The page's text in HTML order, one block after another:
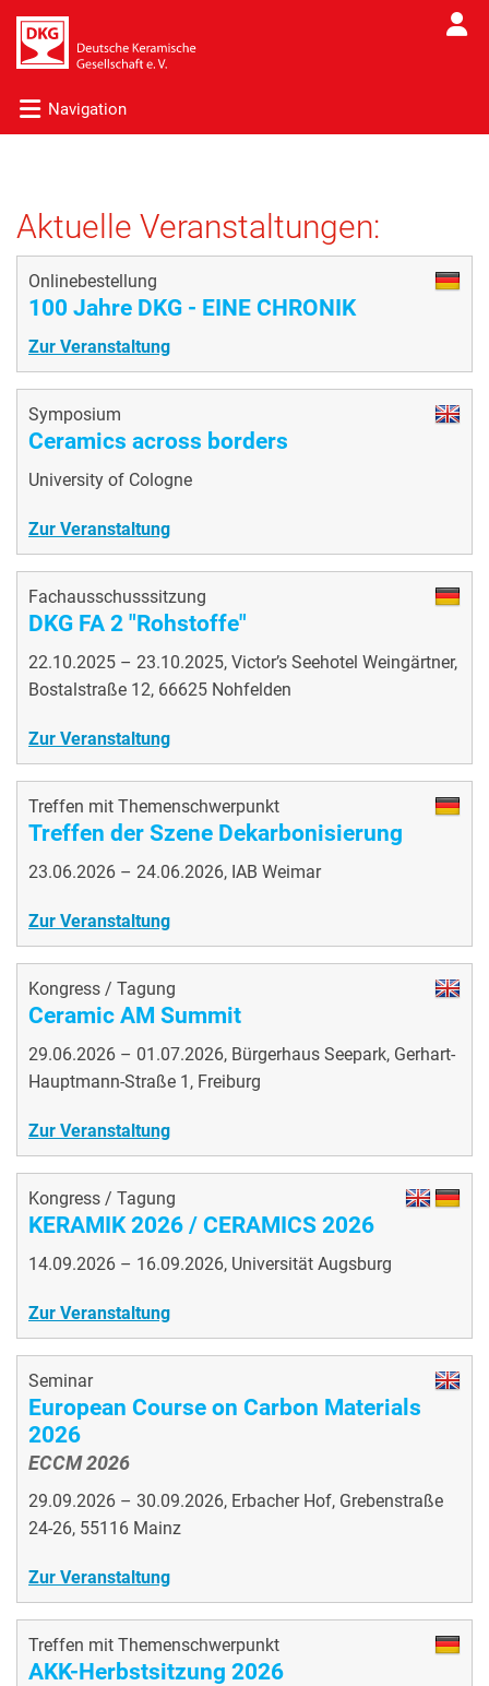
Navigation
Aktuelle Veranstaltungen:
Onlinebestellung
100 Jahre DKG - EINE CHRONIK
Zur Veranstaltung
Symposium
Ceramics across borders
University of Cologne
Zur Veranstaltung
Fachausschusssitzung
DKG FA 2 "Rohstoffe"
22.10.2025 – 23.10.2025, Victor’s Seehotel Weingärtner,
Bostalstraße 12, 66625 Nohfelden
Zur Veranstaltung
Treffen mit Themenschwerpunkt
Treffen der Szene Dekarbonisierung
23.06.2026 – 24.06.2026, IAB Weimar
Zur Veranstaltung
Kongress / Tagung
Ceramic AM Summit
29.06.2026 – 01.07.2026, Bürgerhaus Seepark, Gerhart-
Hauptmann-Straße 1, Freiburg
Zur Veranstaltung
Kongress / Tagung
KERAMIK 2026 / CERAMICS 2026
14.09.2026 – 16.09.2026, Universität Augsburg
Zur Veranstaltung
Seminar
European Course on Carbon Materials
2026
ECCM 2026
29.09.2026 – 30.09.2026, Erbacher Hof, Grebenstraße
24-26, 55116 Mainz
Zur Veranstaltung
Treffen mit Themenschwerpunkt
AKK-Herbstsitzung 2026